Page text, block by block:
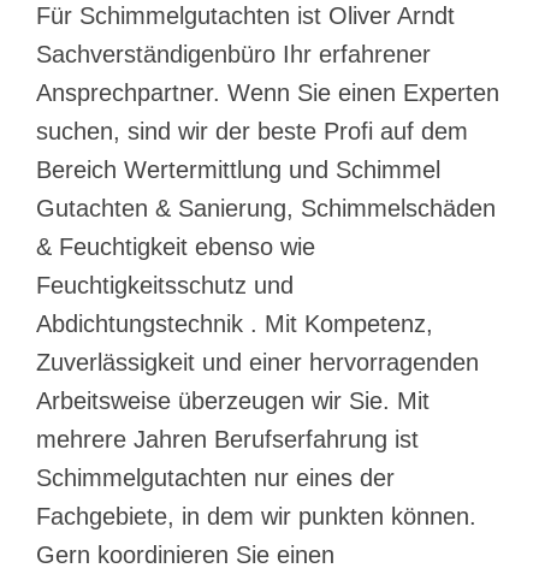
Für Schimmelgutachten ist Oliver Arndt
Sachverständigenbüro Ihr erfahrener
Ansprechpartner. Wenn Sie einen Experten
suchen, sind wir der beste Profi auf dem
Bereich Wertermittlung und Schimmel
Gutachten & Sanierung, Schimmelschäden
& Feuchtigkeit ebenso wie
Feuchtigkeitsschutz und
Abdichtungstechnik . Mit Kompetenz,
Zuverlässigkeit und einer hervorragenden
Arbeitsweise überzeugen wir Sie. Mit
mehrere Jahren Berufserfahrung ist
Schimmelgutachten nur eines der
Fachgebiete, in dem wir punkten können.
Gern koordinieren Sie einen